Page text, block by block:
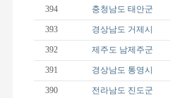
394 충청남도 태안군
393 경상남도 거제시
392 제주도 남제주군
391 경상남도 통영시
390 전라남도 진도군